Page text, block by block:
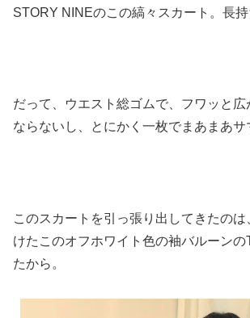
STORY NINEのこの縞々スカート。長
だって、ウエスト総ゴムで、フワッと広
ならないし、とにかく一枚でまあまあサ
このスカートを引っ張り出してきたの
けたこのオフホワイト色の袖バルーンの
たから。